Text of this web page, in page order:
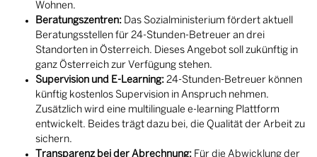
Wohnen.
Beratungszentren: Das Sozialministerium fördert aktuell
Beratungsstellen für 24-Stunden-Betreuer an drei
Standorten in Österreich. Dieses Angebot soll zukünftig in
ganz Österreich zur Verfügung stehen.
Supervision und E-Learning: 24-Stunden-Betreuer können
künftig kostenlos Supervision in Anspruch nehmen.
Zusätzlich wird eine multilinguale e-learning Plattform
entwickelt. Beides trägt dazu bei, die Qualität der Arbeit zu
sichern.
Transparenz bei der Abrechnung: Für die Abwicklung der